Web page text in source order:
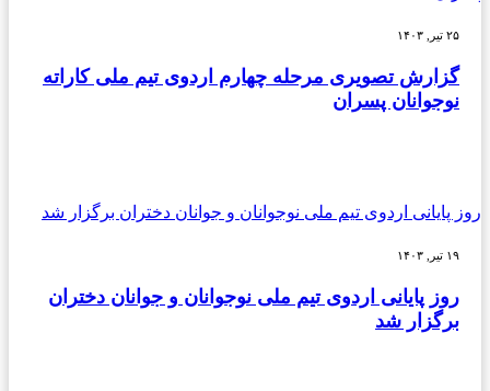
۲۵ تیر, ۱۴۰۳
گزارش تصویری مرحله چهارم اردوی تیم ملی کاراته
نوجوانان پسران
روز پایانی اردوی تیم ملی نوجوانان و جوانان دختران برگزار شد
۱۹ تیر, ۱۴۰۳
روز پایانی اردوی تیم ملی نوجوانان و جوانان دختران
برگزار شد